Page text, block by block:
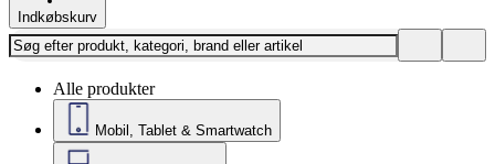
Indkøbskurv
Alle produkter
Mobil, Tablet & Smartwatch